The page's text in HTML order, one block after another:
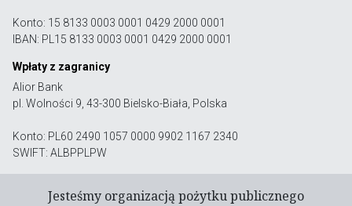
Konto: 15 8133 0003 0001 0429 2000 0001
IBAN: PL15 8133 0003 0001 0429 2000 0001
Wpłaty z zagranicy
Alior Bank
pl. Wolności 9, 43-300 Bielsko-Biała, Polska
Konto: PL60 2490 1057 0000 9902 1167 2340
SWIFT: ALBPPLPW
Jesteśmy organizacją pożytku publicznego